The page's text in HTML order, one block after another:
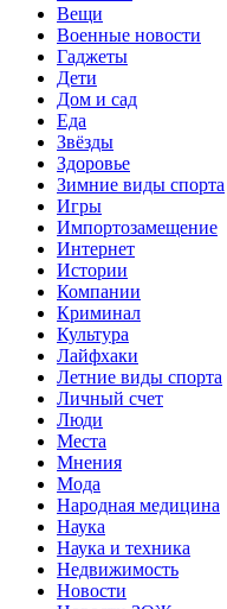
Вещи
Военные новости
Гаджеты
Дети
Дом и сад
Еда
Звёзды
Здоровье
Зимние виды спорта
Игры
Импортозамещение
Интернет
Истории
Компании
Криминал
Культура
Лайфхаки
Летние виды спорта
Личный счет
Люди
Места
Мнения
Мода
Народная медицина
Наука
Наука и техника
Недвижимость
Новости